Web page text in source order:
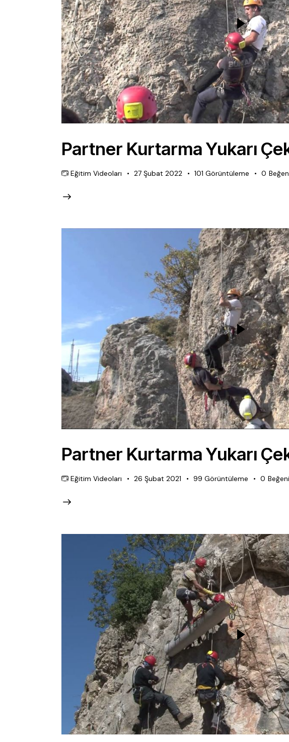
Partner Kurtarma Yukarı
Eğitim Videoları 27 Şubat 2022 101 Görüntüleme 0
Partner Kurtarma Yukarı
Eğitim Videoları 26 Şubat 2021 99 Görüntüleme 0 Beğeni